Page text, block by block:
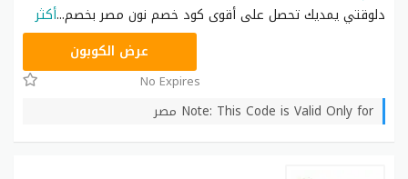
دلوقتي يمديك تحصل على أقوى كود خصم نون مصر بخصم...أكثر
AB473عرض الكوبون
No Expires
Note: This Code is Valid Only for مصر